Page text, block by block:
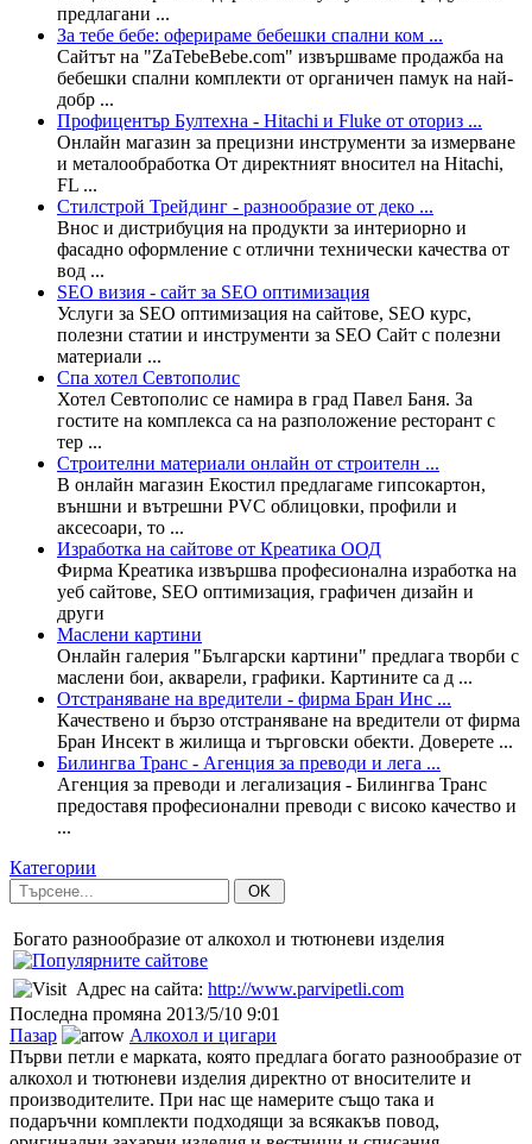
предлагани ...
За тебе бебе: оферираме бебешки спални ком ...
Сайтът на "ZaTebeBebe.com" извършваме продажба на
бебешки спални комплекти от органичен памук на най-
добр ...
Профицентър Бултехна - Hitachi и Fluke от оториз ...
Онлайн магазин за прецизни инструменти за измерване
и металообработка От директният вносител на Hitachi,
FL ...
Стилстрой Трейдинг - разнообразие от деко ...
Внос и дистрибуция на продукти за интериорно и
фасадно оформление с отлични технически качества от
вод ...
SEO визия - сайт за SEO оптимизация
Услуги за SEO оптимизация на сайтове, SEO курс,
полезни статии и инструменти за SEO Сайт с полезни
материали ...
Спа хотел Севтополис
Хотел Севтополис се намира в град Павел Баня. За
гостите на комплекса са на разположение ресторант с
тер ...
Строителни материали онлайн от строителн ...
В онлайн магазин Екостил предлагаме гипсокартон,
външни и вътрешни PVC облицовки, профили и
аксесоари, то ...
Изработка на сайтове от Креатика ООД
Фирма Креатика извършва професионална изработка на
уеб сайтове, SEO оптимизация, графичен дизайн и
други
Маслени картини
Онлайн галерия "Български картини" предлага творби с
маслени бои, акварели, графики. Картините са д ...
Отстраняване на вредители - фирма Бран Инс ...
Качествено и бързо отстраняване на вредители от фирма
Бран Инсект в жилища и търговски обекти. Доверете ...
Билингва Транс - Агенция за преводи и лега ...
Агенция за преводи и легализация - Билингва Транс
предоставя професионални преводи с високо качество и
...
Категории
OK
Богато разнообразие от алкохол и тютюневи изделия
Адрес на сайта: http://www.parvipetli.com
Последна промяна 2013/5/10 9:01
Пазар
Алкохол и цигари
Първи петли е марката, която предлага богато разнообразие от
алкохол и тютюневи изделия директно от вносителите и
производителите. При нас ще намерите също така и
подаръчни комплекти подходящи за всякакъв повод,